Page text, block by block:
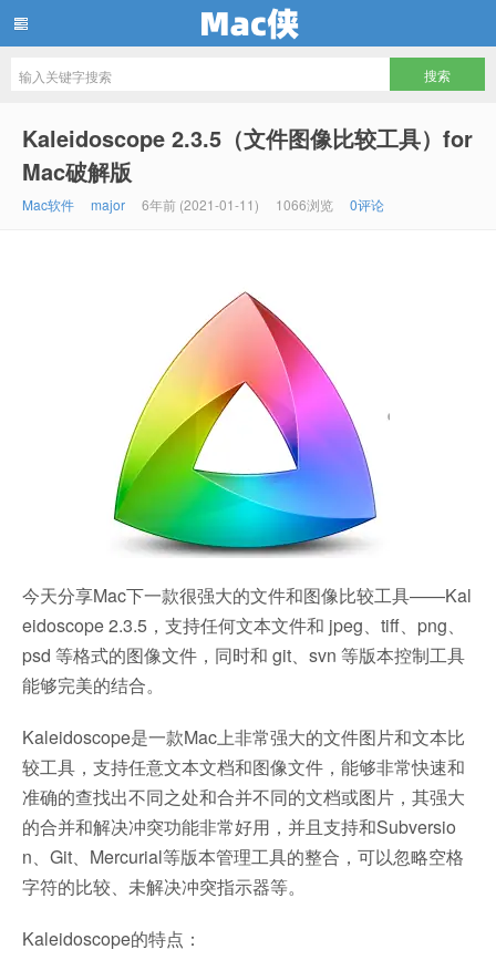
Kaleidoscope 2.3.5（文件图像比较工具）for
Mac破解版
Mac软件 major 6年前 (2021-01-11) 1066浏览 0评论
今天分享Mac下一款很强大的文件和图像比较工具——Kal
eidoscope 2.3.5，支持任何文本文件和 jpeg、tiff、png、
psd 等格式的图像文件，同时和 git、svn 等版本控制工具
能够完美的结合。
Kaleidoscope是一款Mac上非常强大的文件图片和文本比
较工具，支持任意文本文档和图像文件，能够非常快速和
准确的查找出不同之处和合并不同的文档或图片，其强大
的合并和解决冲突功能非常好用，并且支持和Subversio
n、Git、Mercurial等版本管理工具的整合，可以忽略空格
字符的比较、未解决冲突指示器等。
Kaleidoscope的特点：